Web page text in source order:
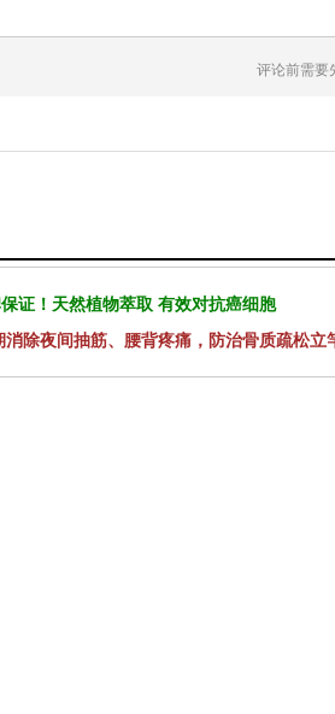
评论前需要
证！天然植物萃取 有效对抗癌细胞
除夜间抽筋、腰背疼痛，防治骨质疏松立